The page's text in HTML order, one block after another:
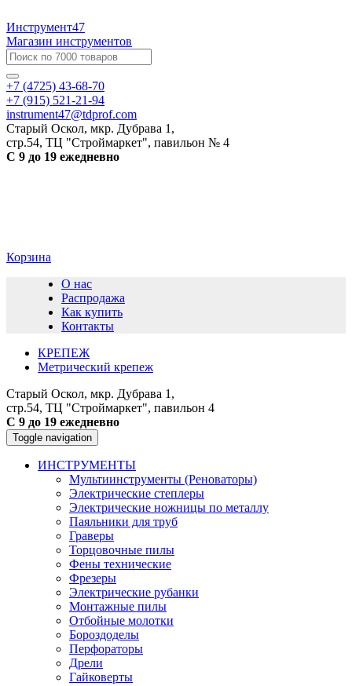
Инструмент47
Магазин инструментов
+7 (4725) 43-68-70
+7 (915) 521-21-94
instrument47@tdprof.com
Старый Оскол, мкр. Дубрава 1,
стр.54, ТЦ "Строймаркет", павильон № 4
С 9 до 19 ежедневно
Корзина
О нас
Распродажа
Как купить
Контакты
КРЕПЕЖ
Метрический крепеж
Старый Оскол, мкр. Дубрава 1,
стр.54, ТЦ "Строймаркет", павильон 4
С 9 до 19 ежедневно
Toggle navigation
ИНСТРУМЕНТЫ
Мультиинструменты (Реноваторы)
Электрические степлеры
Электрические ножницы по металлу
Паяльники для труб
Граверы
Торцовочные пилы
Фены технические
Фрезеры
Электрические рубанки
Монтажные пилы
Отбойные молотки
Бороздоделы
Перфораторы
Дрели
Гайковерты